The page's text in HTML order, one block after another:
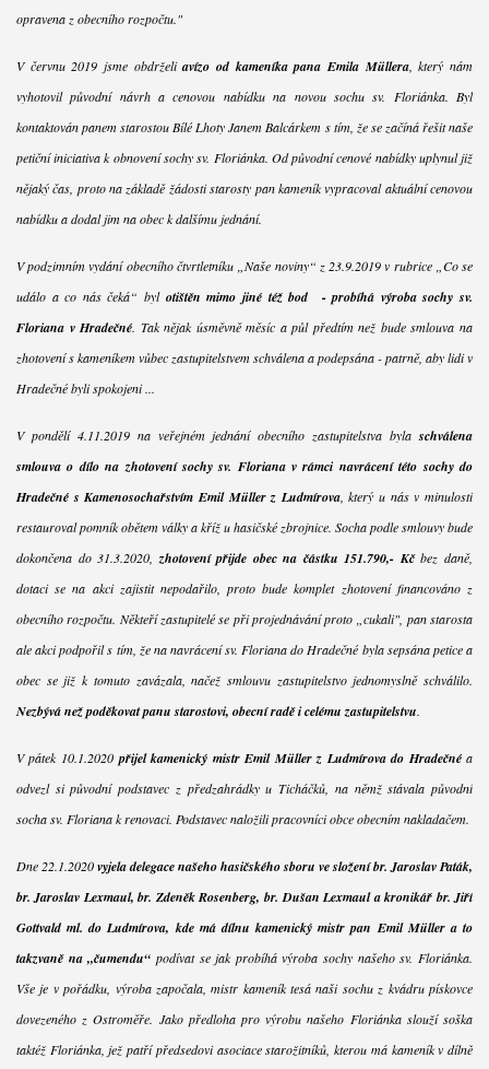
opravena z obecního rozpočtu."
V červnu 2019 jsme obdrželiavízo od kameníka pana Emila Müllera, který nám
vyhotovil původní návrh a cenovou nabídku na novou sochu sv. Floriánka. Byl
kontaktován panem starostou Bílé Lhoty Janem Balcárkem s tím, že se začíná řešit naše
petiční iniciativa k obnovení sochy sv. Floriánka. Od původní cenové nabídky uplynul již
nějaký čas, proto na základě žádosti starosty pan kameník vypracoval aktuální cenovou
nabídku a dodal jim na obec k dalšímu jednání.
V podzimním vydání obecního čtvrtletníku „Naše noviny“ z 23.9.2019 v rubrice „Co se
událo a co nás čeká“ byl otištěn mimo jiné též bod - probíhá výroba sochy sv.
Floriana v Hradečné. Tak nějak úsměvně měsíc a půl předtím než bude smlouva na
zhotovení s kameníkem vůbec zastupitelstvem schválena a podepsána - patrně, aby lidi v
Hradečné byli spokojeni ...
V pondělí 4.11.2019 na veřejném jednání obecního zastupitelstva bylaschválena
smlouva o dílo na zhotovení sochy sv. Floriana v rámci navrácení této sochy do
Hradečné s Kamenosochařstvím Emil Müller z Ludmírova, který u nás v minulosti
restauroval pomník obětem války a kříž u hasičské zbrojnice. Socha podle smlouvy bude
dokončena do 31.3.2020, zhotovení přijde obec na částku 151.790,- Kčbez daně,
dotaci se na akci zajistit nepodařilo, proto bude komplet zhotovení financováno z
obecního rozpočtu. Někteří zastupitelé se při projednávání proto „cukali", pan starosta
ale akci podpořil s tím, že na navrácení sv. Floriana do Hradečné byla sepsána petice a
obec se již k tomuto zavázala, načež smlouvu zastupitelstvo jednomyslně schválilo.
Nezbývá než poděkovat panu starostovi, obecní radě i celému zastupitelstvu.
V pátek 10.1.2020 přijel kamenický mistr Emil Müller z Ludmírova do Hradečnéa
odvezl si původní podstavec z předzahrádky u Ticháčků, na němž stávala původní
socha sv. Floriana k renovaci. Podstavec naložili pracovníci obce obecním nakladačem.
Dne 22.1.2020vyjela delegace našeho hasičského sboru ve složení br. Jaroslav Paták,
br. Jaroslav Lexmaul, br. Zdeněk Rosenberg, br. Dušan Lexmaul a kronikář br. Jiří
Gottvald ml. do Ludmírova, kde má dílnu kamenický mistr pan Emil Müller a to
takzvaně na „čumendu“ podívat se jak probíhá výroba sochy našeho sv. Floriánka.
Vše je v pořádku, výroba započala, mistr kameník tesá naši sochu z kvádru pískovce
dovezeného z Ostroměře. Jako předloha pro výrobu našeho Floriánka slouží soška
taktéž Floriánka, jež patří předsedovi asociace starožitníků, kterou má kameník v dílně